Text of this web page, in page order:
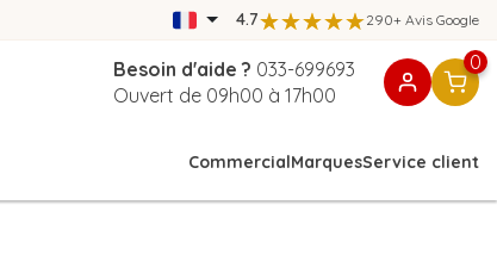
4.7 290+ Avis Google
Besoin d'aide ? 033-699693
Ouvert de 09h00 à 17h00
0
CommercialMarquesService client